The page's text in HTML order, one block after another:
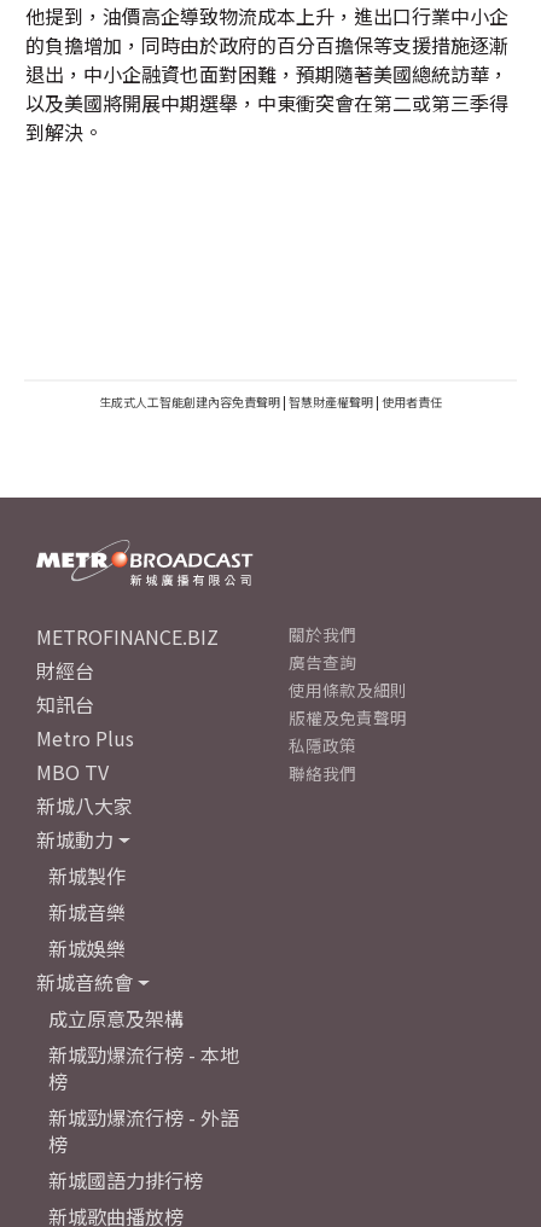
他提到，油價高企導致物流成本上升，進出口行業中小企
的負擔增加，同時由於政府的百分百擔保等支援措施逐漸
退出，中小企融資也面對困難，預期隨著美國總統訪華，
以及美國將開展中期選舉，中東衝突會在第二或第三季得
到解決。
生成式人工智能創建內容免責聲明 | 智慧財產權聲明 | 使用者責任
METROFINANCE.BIZ
財經台
知訊台
Metro Plus
MBO TV
新城八大家
新城動力
新城製作
新城音樂
新城娛樂
新城音統會
成立原意及架構
新城勁爆流行榜 - 本地
榜
新城勁爆流行榜 - 外語
榜
新城國語力排行榜
新城歌曲播放榜
關於我們
廣告查詢
使用條款及細則
版權及免責聲明
私隱政策
聯絡我們